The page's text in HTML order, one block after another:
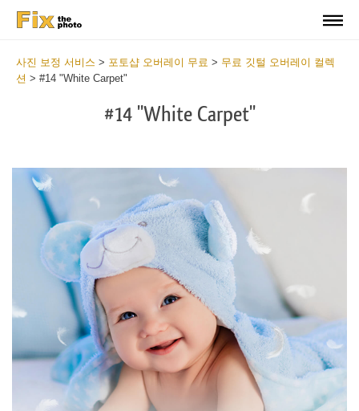
사진 보정 서비스 > 포토샵 오버레이 무료 > 무료 깃털 오버레이 컬렉
션 > #14 "White Carpet"
#14 "White Carpet"
선택 해주세요